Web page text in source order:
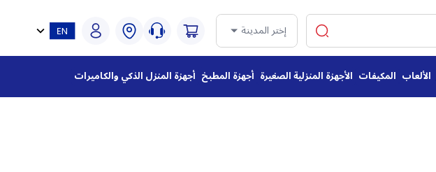
إختر المدينة
الألعاب المكيفات الأجهزة المنزلية الصغيرة أجهزة المطبخ أجهزة المنزل الذكي والكاميرات